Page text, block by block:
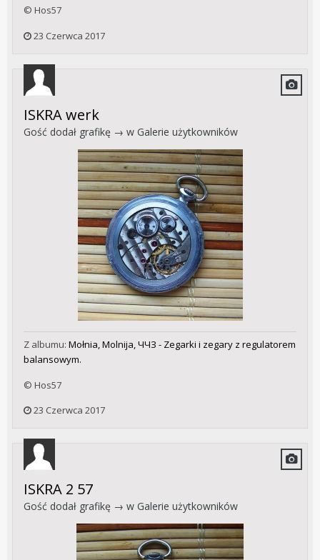
© Hos57
23 Czerwca 2017
ISKRA werk
Gość dodał grafikę → w Galerie użytkowników
Z albumu: Mołnia, Molnija, ЧЧЗ - Zegarki i zegary z regulatorem
balansowym.
© Hos57
23 Czerwca 2017
ISKRA 2 57
Gość dodał grafikę → w Galerie użytkowników